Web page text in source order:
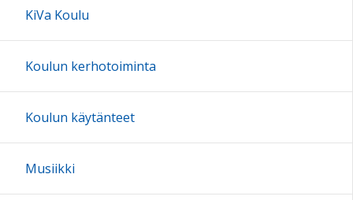
21:00
KiVa Koulu
Koulun kerhotoiminta
Koulun käytänteet
Musiikki